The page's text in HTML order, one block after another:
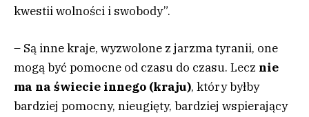
kwestii wolności i swobody”.
– Są inne kraje, wyzwolone z jarzma tyranii, one
mogą być pomocne od czasu do czasu. Lecz nie
ma na świecie innego (kraju), który byłby
bardziej pomocny, nieugięty, bardziej wspierający